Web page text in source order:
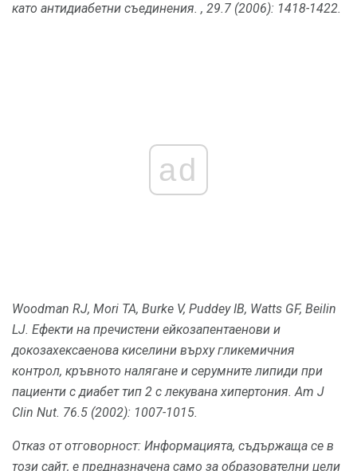
като антидиабетни съединения. , 29.7 (2006): 1418-1422.
ad
Woodman RJ, Mori ТА, Burke V, Puddey IB, Watts GF, Beilin
LJ. Ефекти на пречистени ейкозапентаенови и
докозахексаенова киселини върху гликемичния
контрол, кръвното налягане и серумните липиди при
пациенти с диабет тип 2 с лекувана хипертония. Am J
Clin Nut. 76.5 (2002): 1007-1015.
Отказ от отговорност: Информацията, съдържаща се в
този сайт, е предназначена само за образователни цели